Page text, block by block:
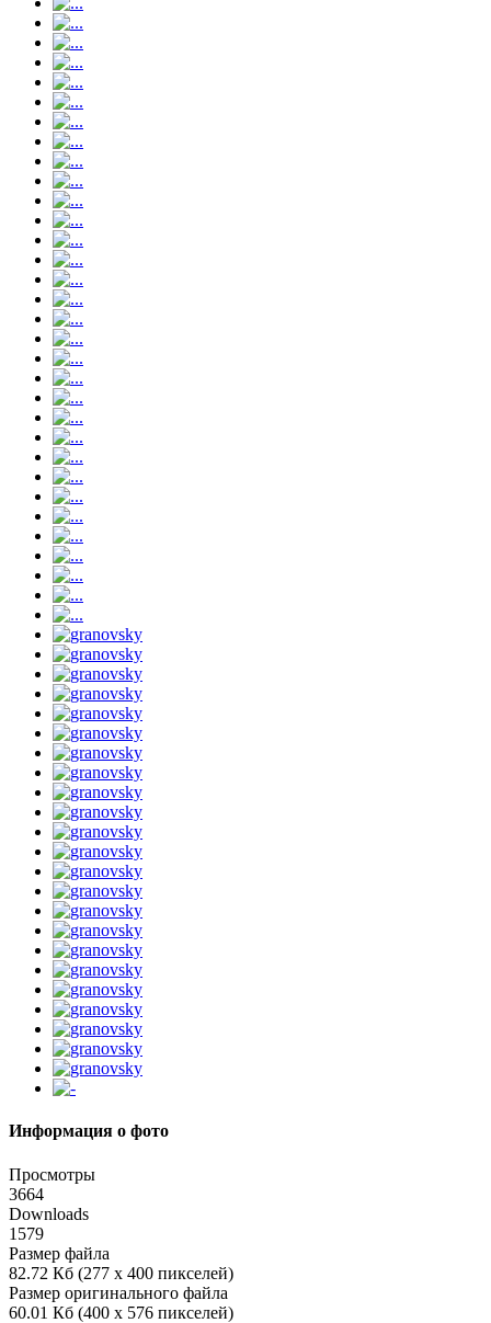
Информация о фото
Просмотры
3664
Downloads
1579
Размер файла
82.72 Кб (277 x 400 пикселей)
Размер оригинального файла
60.01 Кб (400 x 576 пикселей)